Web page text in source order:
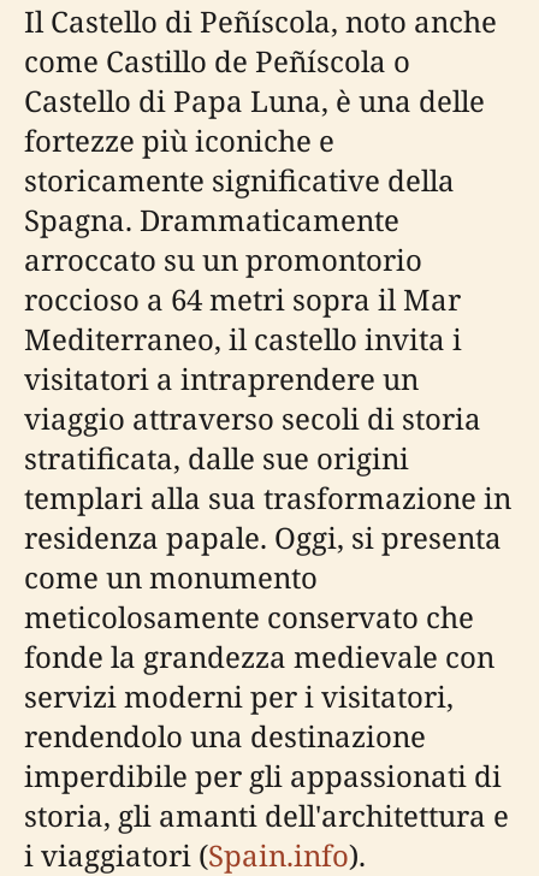
Il Castello di Peñíscola, noto anche
come Castillo de Peñíscola o
Castello di Papa Luna, è una delle
fortezze più iconiche e
storicamente significative della
Spagna. Drammaticamente
arroccato su un promontorio
roccioso a 64 metri sopra il Mar
Mediterraneo, il castello invita i
visitatori a intraprendere un
viaggio attraverso secoli di storia
stratificata, dalle sue origini
templari alla sua trasformazione in
residenza papale. Oggi, si presenta
come un monumento
meticolosamente conservato che
fonde la grandezza medievale con
servizi moderni per i visitatori,
rendendolo una destinazione
imperdibile per gli appassionati di
storia, gli amanti dell'architettura e
i viaggiatori (Spain.info).